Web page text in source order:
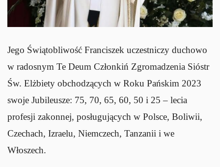
Jego Świątobliwość Franciszek uczestniczy duchowo
w radosnym Te Deum Członkiń Zgromadzenia Sióstr
Św. Elżbiety obchodzących w Roku Pańskim 2023
swoje Jubileusze: 75, 70, 65, 60, 50 i 25 – lecia
profesji zakonnej, posługujących w Polsce, Boliwii,
Czechach, Izraelu, Niemczech, Tanzanii i we
Włoszech.